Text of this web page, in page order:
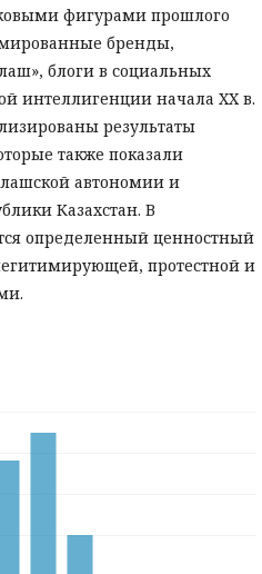
фигурами прошлого
бренды,
блоги в социальных
интеллигенции начала XX в.
результаты
также показали
автономии и
Казахстан. В
определенный ценностный
протестной и